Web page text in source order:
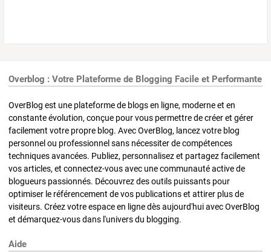
Overblog : Votre Plateforme de Blogging Facile et Performante
OverBlog est une plateforme de blogs en ligne, moderne et en
constante évolution, conçue pour vous permettre de créer et gérer
facilement votre propre blog. Avec OverBlog, lancez votre blog
personnel ou professionnel sans nécessiter de compétences
techniques avancées. Publiez, personnalisez et partagez facilement
vos articles, et connectez-vous avec une communauté active de
blogueurs passionnés. Découvrez des outils puissants pour
optimiser le référencement de vos publications et attirer plus de
visiteurs. Créez votre espace en ligne dès aujourd'hui avec OverBlog
et démarquez-vous dans l'univers du blogging.
Aide